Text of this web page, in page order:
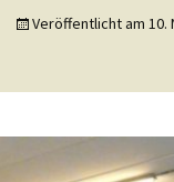
Veröffentlicht am 10.